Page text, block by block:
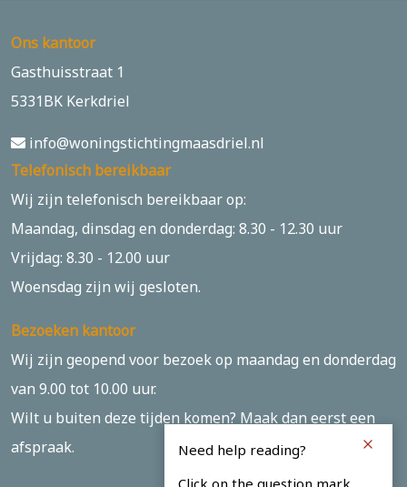
Ons kantoor
Gasthuisstraat 1
5331BK Kerkdriel
info@woningstichtingmaasdriel.nl
Telefonisch bereikbaar
Wij zijn telefonisch bereikbaar op:
Maandag, dinsdag en donderdag: 8.30 - 12.30 uur
Vrijdag: 8.30 - 12.00 uur
Woensdag zijn wij gesloten.
Bezoeken kantoor
Wij zijn geopend voor bezoek op maandag en donderdag
van 9.00 tot 10.00 uur.
Wilt u buiten deze tijden komen? Maak dan eerst een
afspraak.
Need help reading?
Click on the question mark.